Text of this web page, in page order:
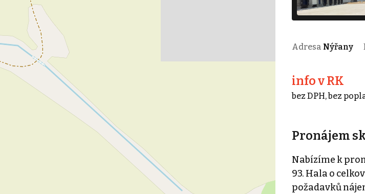
Adresa Nýřany
info v RK
bez DPH, bez
Pronájem
Nabízíme k
93. Hala o
požadavků